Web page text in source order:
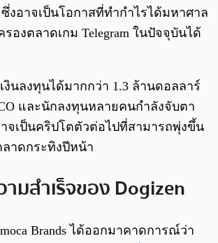
งอาจเป็นโอกาสที่ทำกำไรได้มหาศาล
รองตลาดเกม Telegram ในปัจจุบันได้
งินลงทุนได้มากกว่า 1.3 ล้านดอลลาร์
และนักลงทุนหลายคนกำลังจับตา
าจเป็นคริปโตตัวต่อไปที่สามารถพุ่งขึ้น
าดกระทิงปีหน้า
มสำเร็จของ Dogizen
Brands ได้ออกมาคาดการณ์ว่า